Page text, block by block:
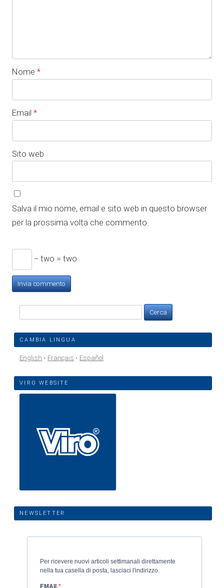
Nome *
Email *
Sito web
Salva il mio nome, email e sito web in questo browser
per la prossima volta che commento.
− two = two
per:
CAMBIA LINGUA
English Français Español
VIRO WEBSITE
NEWSLETTER